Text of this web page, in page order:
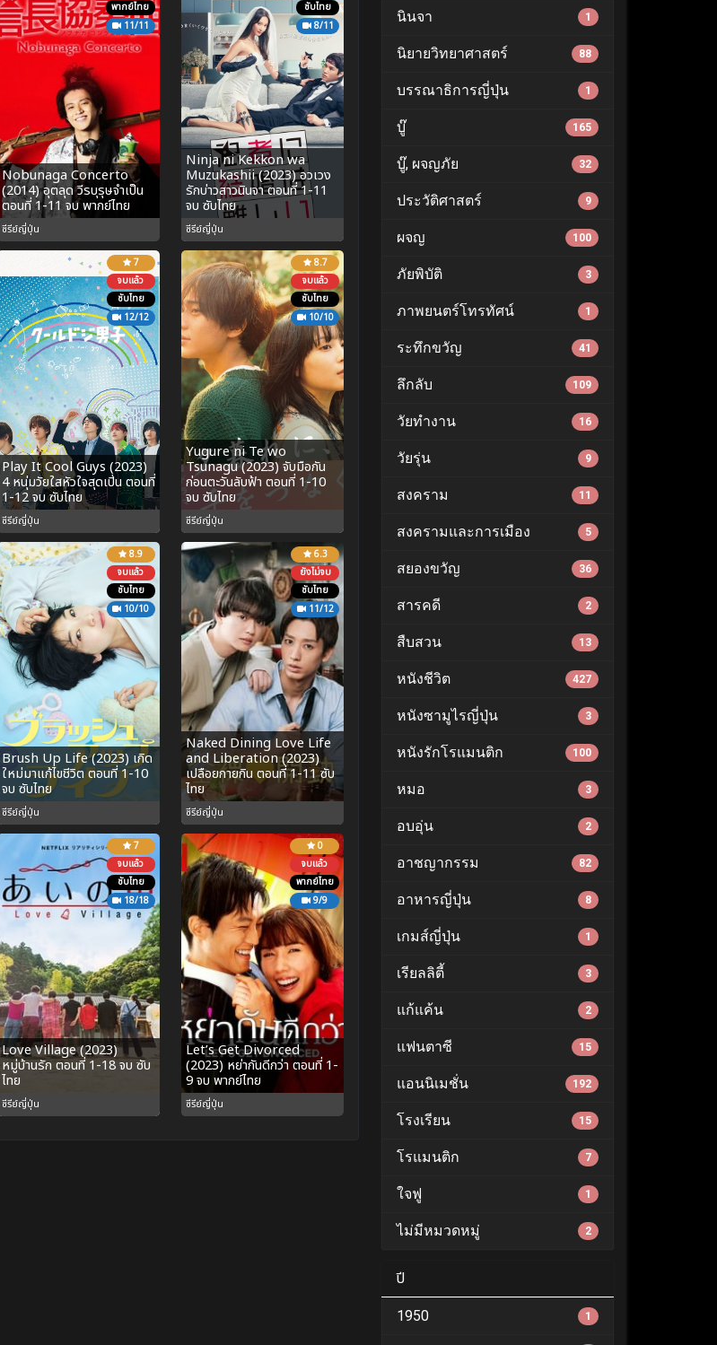
พากย์ไทย
11/11
Nobunaga Concerto
(2014) อุตลุด วีรบุรุษจำเป็น
ตอนที่ 1-11 จบ พากย์ไทย
ซีรีย์ญี่ปุ่น
ซับไทย
8/11
Ninja ni Kekkon wa
Muzukashii (2023) อวเวง
รักบ่าวสาวนินจา ตอนที่ 1-11
จบ ซับไทย
ซีรีย์ญี่ปุ่น
7
จบแล้ว
ซับไทย
12/12
Play It Cool Guys (2023)
4 หนุ่มวัยใสหัวใจสุดเปิ่น ตอนที่
1-12 จบ ซับไทย
ซีรีย์ญี่ปุ่น
8.7
จบแล้ว
ซับไทย
10/10
Yugure ni Te wo
Tsunagu (2023) จับมือกัน
ก่อนตะวันลับฟ้า ตอนที่ 1-10
จบ ซับไทย
ซีรีย์ญี่ปุ่น
8.9
จบแล้ว
ซับไทย
10/10
Brush Up Life (2023) เกิด
ใหม่มาแก้ไขชีวิต ตอนที่ 1-10
จบ ซับไทย
ซีรีย์ญี่ปุ่น
6.3
ยังไม่จบ
ซับไทย
11/12
Naked Dining Love Life
and Liberation (2023)
เปลือยกายกิน ตอนที่ 1-11 ซับ
ไทย
ซีรีย์ญี่ปุ่น
7
จบแล้ว
ซับไทย
18/18
Love Village (2023)
หมู่บ้านรัก ตอนที่ 1-18 จบ ซับ
ไทย
ซีรีย์ญี่ปุ่น
0
จบแล้ว
พากย์ไทย
9/9
Let’s Get Divorced
(2023) หย่ากันดีกว่า ตอนที่ 1-
9 จบ พากย์ไทย
ซีรีย์ญี่ปุ่น
นินจา 1
นิยายวิทยาศาสตร์ 88
บรรณาธิการญี่ปุ่น 1
บู๊ 165
บู๊, ผจญภัย 32
ประวัติศาสตร์ 9
ผจญ 100
ภัยพิบัติ 3
ภาพยนตร์โทรทัศน์ 1
ระทึกขวัญ 41
ลึกลับ 109
วัยทำงาน 16
วัยรุ่น 9
สงคราม 11
สงครามและการเมือง 5
สยองขวัญ 36
สารคดี 2
สืบสวน 13
หนังชีวิต 427
หนังซามูไรญี่ปุ่น 3
หนังรักโรแมนติก 100
หมอ 3
อบอุ่น 2
อาชญากรรม 82
อาหารญี่ปุ่น 8
เกมส์ญี่ปุ่น 1
เรียลลิตี้ 3
แก้แค้น 2
แฟนตาซี 15
แอนนิเมชั่น 192
โรงเรียน 15
โรแมนติก 7
ใจฟู 1
ไม่มีหมวดหมู่ 2
ปี
1950 1